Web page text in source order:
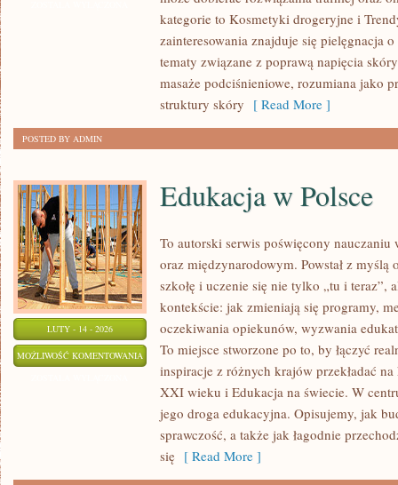
URODA,
ZDROWIE
kategorie to Kosmetyki drogeryjne i
zainteresowania znajduje się pielęgnacja
tematy związane z poprawą napięcia
masaże podciśnieniowe, rozumiana jako
struktury skóry [ Read More ]
POSTED BY ADMIN
LUTY - 14 - 2026
MOŻLIWOŚĆ KOMENTOWANIA EDUKACJA
POLSCE
Edukacja w Polsce
To autorski serwis poświęcony
oraz międzynarodowym. Powstał z myślą
szkołę i uczenie się nie tylko „tu i teraz”,
kontekście: jak zmieniają się programy,
oczekiwania opiekunów, wyzwania
To miejsce stworzone po to, by łączyć
inspiracje z różnych krajów przekładać
XXI wieku i Edukacja na świecie. W
jego droga edukacyjna. Opisujemy, jak
sprawczość, a także jak łagodnie
się [ Read More ]